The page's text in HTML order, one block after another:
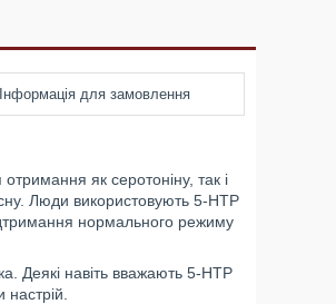
Інформація для замовлення
як серотоніну, так і
Люди використовують 5-HTP
нормального режиму
Деякі навіть вважають 5-HTP